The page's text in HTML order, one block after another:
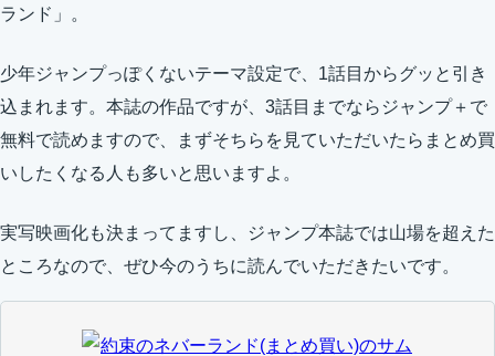
ランド」。
少年ジャンプっぽくないテーマ設定で、1話目からグッと引き
込まれます。本誌の作品ですが、3話目までならジャンプ＋で
無料で読めますので、まずそちらを見ていただいたらまとめ買
いしたくなる人も多いと思いますよ。
実写映画化も決まってますし、ジャンプ本誌では山場を超えた
ところなので、ぜひ今のうちに読んでいただきたいです。